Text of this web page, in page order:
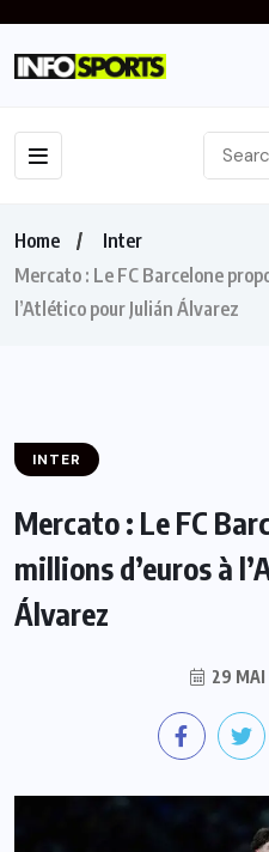
Home
Inter
Mercato : Le FC Barcelone
l’Atlético pour Julián Álvarez
INTER
Mercato : Le FC
millions d’euros à
Álvarez
29